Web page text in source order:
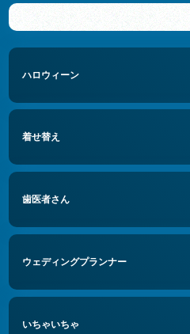
ハロウィーン
着せ替え
歯医者さん
ウェディングプランナー
いちゃいちゃ